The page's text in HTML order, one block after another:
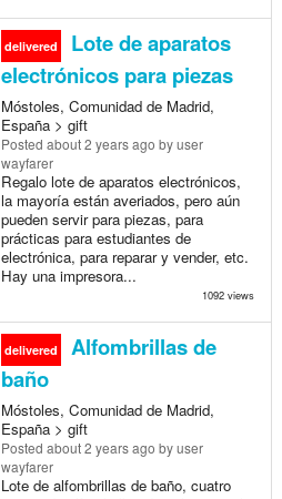
delivered
Lote de aparatos
electrónicos para piezas
Móstoles, Comunidad de Madrid,
España > gift
Posted about 2 years ago by user
wayfarer
Regalo lote de aparatos electrónicos,
la mayoría están averiados, pero aún
pueden servir para piezas, para
prácticas para estudiantes de
electrónica, para reparar y vender, etc.
Hay una impresora...
1092 views
delivered
Alfombrillas de
baño
Móstoles, Comunidad de Madrid,
España > gift
Posted about 2 years ago by user
wayfarer
Lote de alfombrillas de baño, cuatro